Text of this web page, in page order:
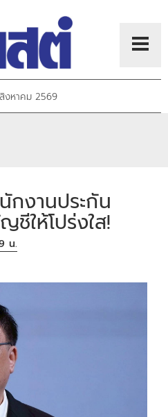
งหาคม 2569
งานประกัน
ชีให้โปร่งใส!
น.